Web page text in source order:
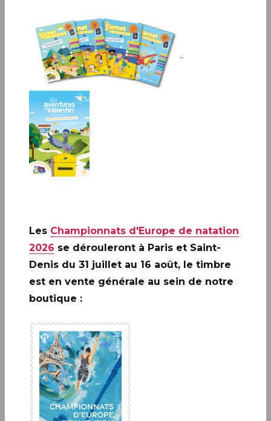
8 Rue du Palais, 26390 HAUTERIVES
Infos complémentaires : Sophie BEAUJARD
animera une séance de dédicaces les vendredi et
samedi de 10h à 12h et de 15h à 17h.
CEREMONIE DES TROPHEES
DU TIMBRE 2025
EN SAVOIR PLUS
Les Championnats d'Europe de natation
2026 se dérouleront à Paris et Saint-
Denis du 31 juillet au 16 août, le timbre
est en vente générale au sein de notre
boutique :